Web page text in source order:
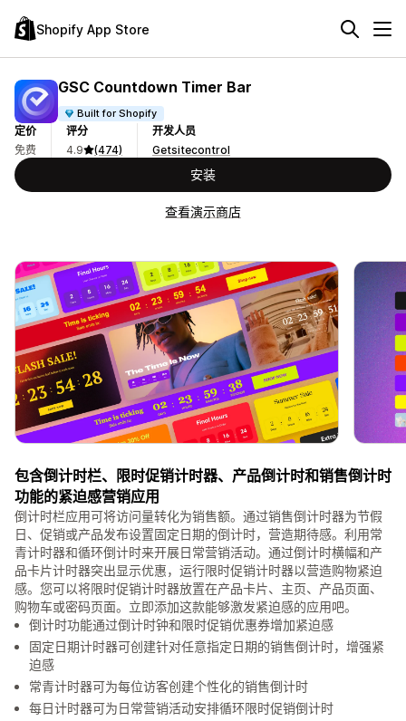
Shopify App Store
GSC Countdown Timer Bar
Built for Shopify
定价
免费
评分
4.9
(474)
开发人员
Getsitecontrol
安装
查看演示商店
包含倒计时栏、限时促销计时器、产品倒计时和销售倒计时
功能的紧迫感营销应用
倒计时栏应用可将访问量转化为销售额。通过销售倒计时器为节假
日、促销或产品发布设置固定日期的倒计时，营造期待感。利用常
青计时器和循环倒计时来开展日常营销活动。通过倒计时横幅和产
品卡片计时器突出显示优惠，运行限时促销计时器以营造购物紧迫
感。您可以将限时促销计时器放置在产品卡片、主页、产品页面、
购物车或密码页面。立即添加这款能够激发紧迫感的应用吧。
倒计时功能通过倒计时钟和限时促销优惠券增加紧迫感
固定日期计时器可创建针对任意指定日期的销售倒计时，增强紧
迫感
常青计时器可为每位访客创建个性化的销售倒计时
每日计时器可为日常营销活动安排循环限时促销倒计时